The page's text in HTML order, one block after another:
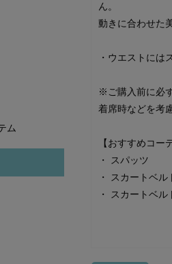
ム
ん。
動きに合わせた
・ウエストには
※ご購入前に必
着席時などを考
【おすすめコー
・
スパッツ
・
スカートベル
・
スカートベル